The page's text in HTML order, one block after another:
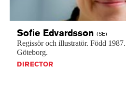
Sofie Edvardsson (SE)
Regissör och illustratör. Född 1987.
Göteborg.
DIRECTOR